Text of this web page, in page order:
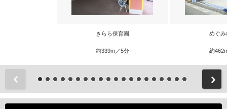
きらら保育園
約339m／5分
めぐみ
約